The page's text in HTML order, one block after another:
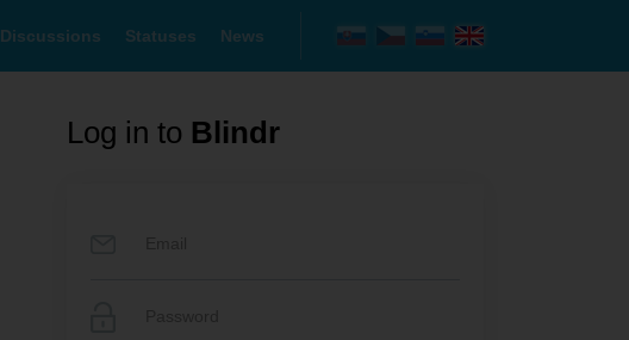
Discussions Statuses News
Log in to Blindr